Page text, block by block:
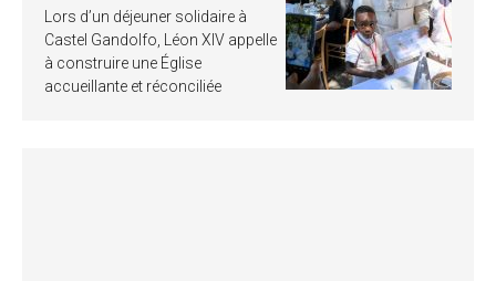
Lors d’un déjeuner solidaire à
Castel Gandolfo, Léon XIV appelle
à construire une Église
accueillante et réconciliée